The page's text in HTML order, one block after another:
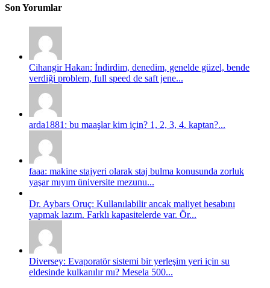
Son Yorumlar
Cihangir Hakan: İndirdim, denedim, genelde güzel, bende
verdiği problem, full speed de saft jene...
arda1881: bu maaşlar kim için? 1, 2, 3, 4. kaptan?...
faaa: makine stajyeri olarak staj bulma konusunda zorluk
yaşar mıyım üniversite mezunu...
Dr. Aybars Oruç: Kullanılabilir ancak maliyet hesabını
yapmak lazım. Farklı kapasitelerde var. Ör...
Diversey: Evaporatör sistemi bir yerleşim yeri için su
eldesinde kulkanılır mı? Mesela 500...